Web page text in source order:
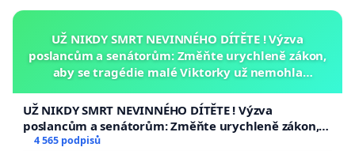
UŽ NIKDY SMRT NEVINNÉHO DÍTĚTE ! Výzva
poslancům a senátorům: Změňte urychleně zákon,
aby se tragédie malé Viktorky už nemohla
UŽ NIKDY SMRT NEVINNÉHO DÍTĚTE ! Výzva
poslancům a senátorům: Změňte urychleně zákon,
aby se tragédie malé Viktorky už nemohla opakovat!
4 565 podpisů